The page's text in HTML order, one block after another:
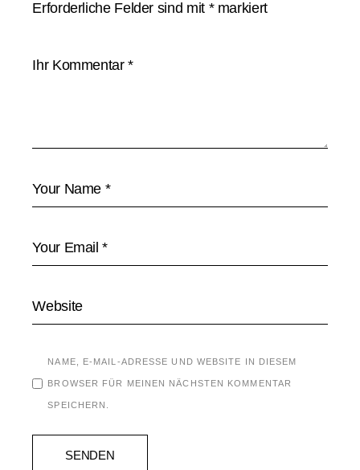
Erforderliche Felder sind mit *markiert
NAME, E-MAIL-ADRESSE UND WEBSITE IN DIESEM
BROWSER FÜR MEINEN NÄCHSTEN KOMMENTAR
SPEICHERN.
SENDEN